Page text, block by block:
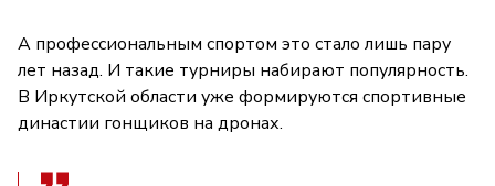
А профессиональным спортом это стало лишь пару
лет назад. И такие турниры набирают популярность.
В Иркутской области уже формируются спортивные
династии гонщиков на дронах.